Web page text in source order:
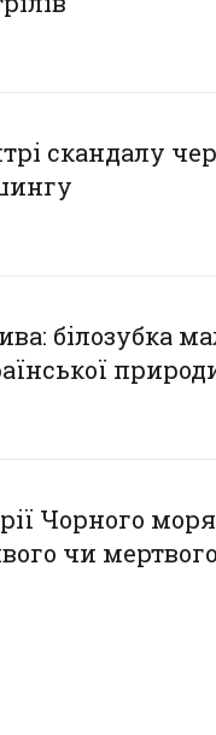
скандалу
білозубка
Чорного
чи